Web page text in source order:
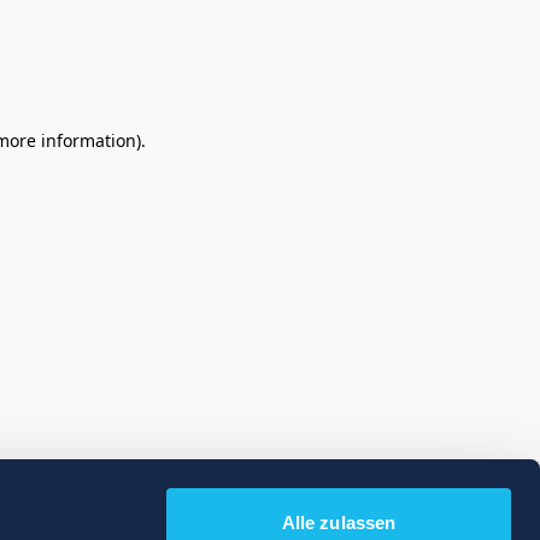
Alle zulassen
information).